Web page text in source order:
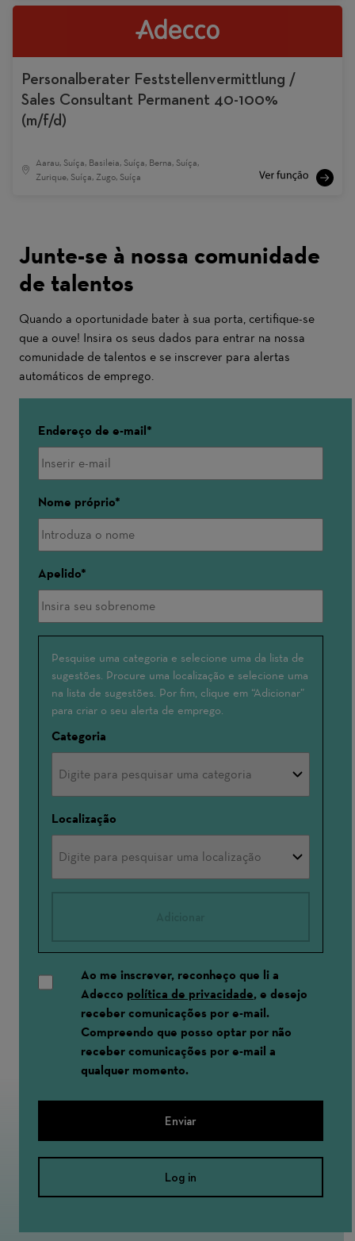
Personalberater Feststellenvermittlung /
Sales Consultant Permanent 40-100%
(m/f/d)
Aarau, Suíça, Basileia, Suíça, Berna, Suíça,
Zurique, Suíça, Zugo, Suíça
Junte-se à nossa comunidade
de talentos
Quando a oportunidade bater à sua porta, certifique-se
que a ouve! Insira os seus dados para entrar na nossa
comunidade de talentos e se inscrever para alertas
automáticos de emprego.
Endereço de e-mail
Nome próprio
Apelido
Interessado(a)
em
Pesquise uma categoria e selecione uma da lista de
sugestões. Procure uma localização e selecione uma
na lista de sugestões. Por fim, clique em “Adicionar”
para criar o seu alerta de emprego.
Categoria
Localização
Ao me inscrever, reconheço que li a
Adecco política de privacidade, e desejo
receber comunicações por e-mail.
Compreendo que posso optar por não
receber comunicações por e-mail a
qualquer momento.
Enviar
Log in